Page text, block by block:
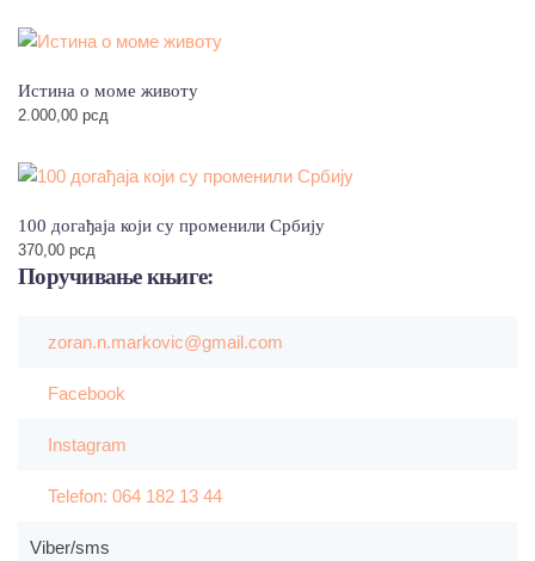
Истина о моме животу
2.000,00 рсд
100 догађаја који су променили Србију
370,00 рсд
Поручивањекњиге:
zoran.n.markovic@gmail.com
Facebook
Instagram
Telefon: 064 182 13 44
Viber/sms